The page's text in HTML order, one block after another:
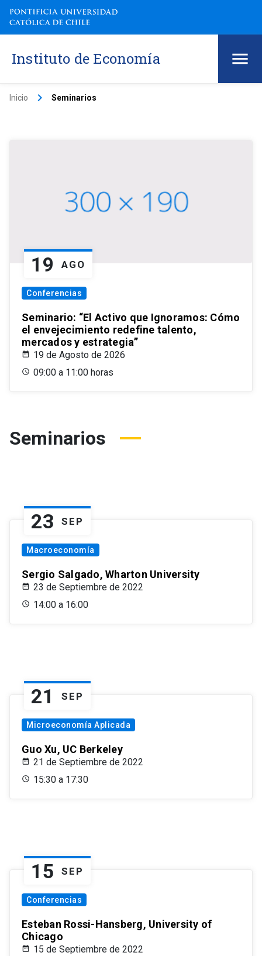
Instituto de Economía
Inicio keyboard_arrow_right Seminarios
19 AGO
Conferencias
Seminario: “El Activo que Ignoramos: Cómo
el envejecimiento redefine talento,
mercados y estrategia”
19 de Agosto de 2026
09:00 a 11:00 horas
Seminarios
23 SEP
Macroeconomía
Sergio Salgado, Wharton University
23 de Septiembre de 2022
14:00 a 16:00
21 SEP
Microeconomía Aplicada
Guo Xu, UC Berkeley
21 de Septiembre de 2022
15:30 a 17:30
15 SEP
Conferencias
Esteban Rossi-Hansberg, University of
Chicago
15 de Septiembre de 2022